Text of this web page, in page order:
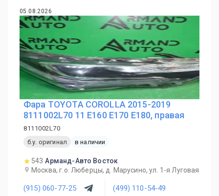
05.08.2026
Фара TOYOTA COROLLA 2015-2019
8111002L70 11 E160 E170 E180, правая
8111002L70
б.у. оригинал
в наличии
543 Арманд-Авто Восток
Москва, г.о. Люберцы, д. Марусино, ул. 1-я Луговая
(915) 060-77-25 (499) 110-54-49